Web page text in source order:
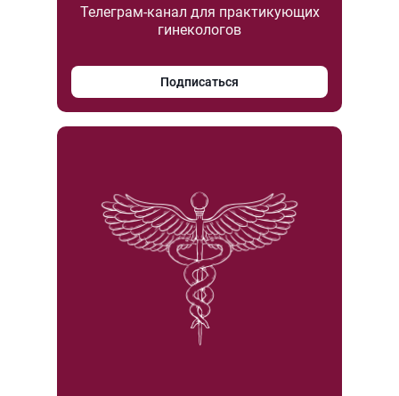
Телеграм-канал для практикующих
гинекологов
Подписаться